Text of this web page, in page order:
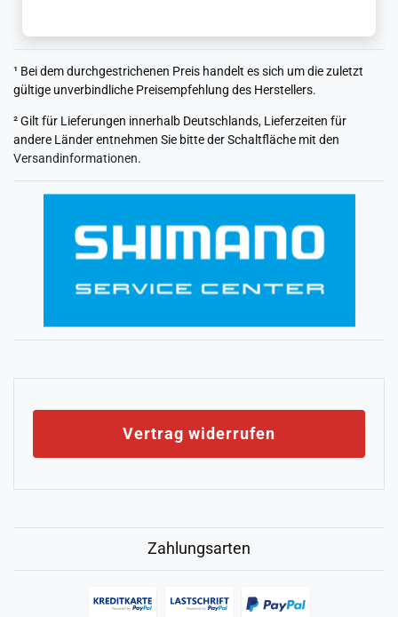
¹ Bei dem durchgestrichenen Preis handelt es sich um die zuletzt
gültige unverbindliche Preisempfehlung des Herstellers.
² Gilt für Lieferungen innerhalb Deutschlands, Lieferzeiten für
andere Länder entnehmen Sie bitte der Schaltfläche mit den
Versandinformationen.
Vertrag widerrufen
Zahlungsarten